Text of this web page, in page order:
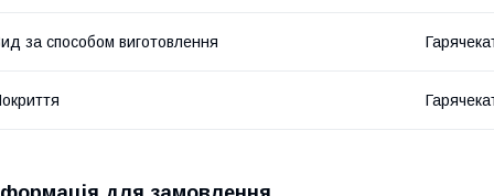
за способом виготовлення